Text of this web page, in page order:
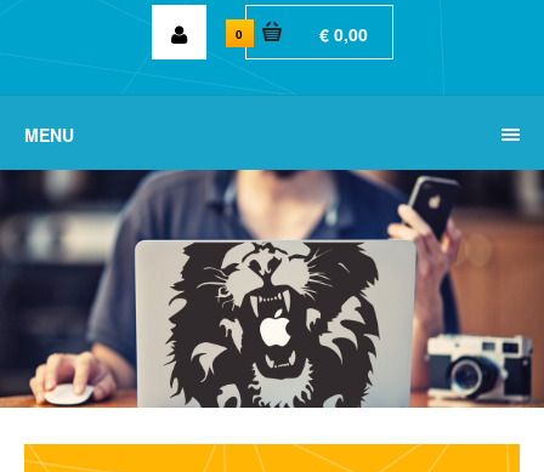
0 € 0,00
MENU